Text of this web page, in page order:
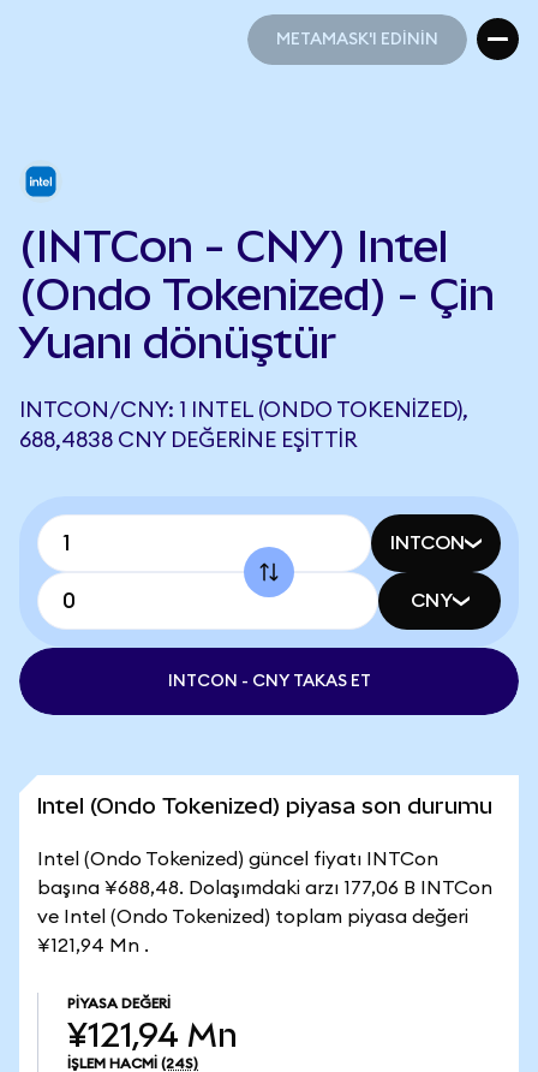
METAMASK'I EDİNİN
(INTCon - CNY) Intel
(Ondo Tokenized) - Çin
Yuanı dönüştür
INTCON/CNY: 1 INTEL (ONDO TOKENIZED),
688,4838 CNY DEĞERINE EŞITTIR
INTCON
CNY
INTCON - CNY TAKAS ET
Intel (Ondo Tokenized) piyasa son durumu
Intel (Ondo Tokenized) güncel fiyatı INTCon
başına ¥688,48. Dolaşımdaki arzı 177,06 B INTCon
ve Intel (Ondo Tokenized) toplam piyasa değeri
¥121,94 Mn .
PIYASA DEĞERI
¥121,94 Mn
İŞLEM HACMI (24S)